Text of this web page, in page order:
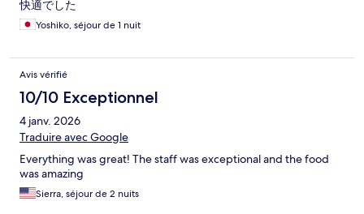
快適でした
Yoshiko, séjour de 1 nuit
Avis vérifié
10/10 Exceptionnel
4 janv. 2026
Traduire avec Google
Everything was great! The staff was exceptional and the food
was amazing
Sierra, séjour de 2 nuits